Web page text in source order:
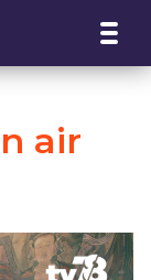
air